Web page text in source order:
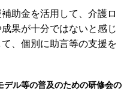
助金を活用して、介護ロ
果が十分ではないと感じ
、個別に助言等の支援を
ル等の普及のための研修会の